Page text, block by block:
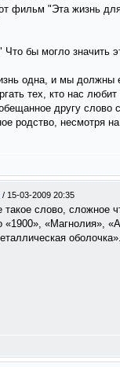
фильм "Эта жизнь
бы могло значить
одна, и мы должны
тех, кто нас
другу
родство, несмотря
/ 15-03-2009 20:35
слово, сложное
«1900», «Магнолия»,